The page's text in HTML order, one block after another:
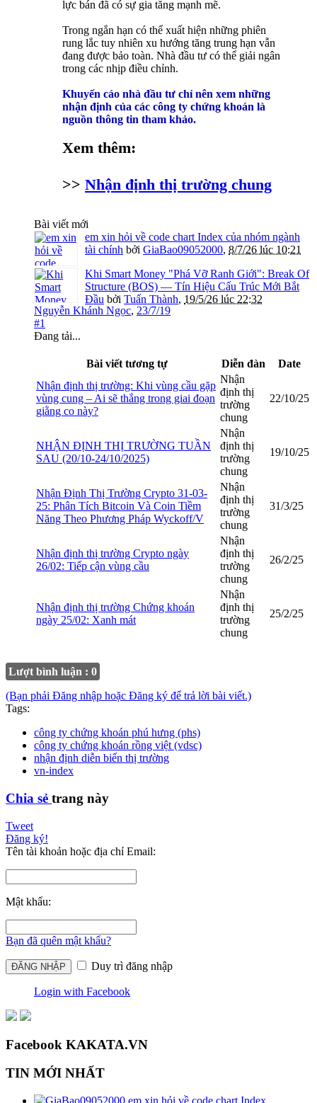
lực bán đã có sự gia tăng mạnh mẽ.
Trong ngắn hạn có thể xuất hiện những phiên
rung lắc tuy nhiên xu hướng tăng trung hạn vẫn
đang được bảo toàn. Nhà đầu tư có thể giải ngân
trong các nhịp điều chỉnh.
Khuyến cáo nhà đầu tư chỉ nên xem những
nhận định của các công ty chứng khoán là
nguồn thông tin tham khảo.
Xem thêm:
>> Nhận định thị trường chung
Bài viết mới
em xin hỏi về code chart Index của nhóm ngành
tài chính bởi GiaBao09052000, 8/7/26 lúc 10:21
Khi Smart Money "Phá Vỡ Ranh Giới": Break Of
Structure (BOS) — Tín Hiệu Cấu Trúc Mới Bắt
Đầu bởi Tuấn Thành, 19/5/26 lúc 22:32
Nguyễn Khánh Ngọc, 23/7/19
#1
Đang tải...
Bài viết tương tự Diễn đàn
Date
Nhận định thị trường: Khi vùng cầu gặp
vùng cung – Ai sẽ thắng trong giai đoạn
giằng co này?
Nhận
định thị
trường
chung
22/10/25
NHẬN ĐỊNH THỊ TRƯỜNG TUẦN
SAU (20/10-24/10/2025)
Nhận
định thị
trường
chung
19/10/25
Nhận Định Thị Trường Crypto 31-03-
25: Phân Tích Bitcoin Và Coin Tiềm
Năng Theo Phương Pháp Wyckoff/V
Nhận
định thị
trường
chung
31/3/25
Nhận định thị trường Crypto ngày
26/02: Tiếp cận vùng cầu
Nhận
định thị
trường
chung
26/2/25
Nhận định thị trường Chứng khoán
ngày 25/02: Xanh mát
Nhận
định thị
trường
chung
25/2/25
Lượt bình luận : 0
(Bạn phải Đăng nhập hoặc Đăng ký để trả lời bài viết.)
Tags:
công ty chứng khoán phú hưng (phs)
công ty chứng khoán rồng việt (vdsc)
nhận định diễn biến thị trường
vn-index
Chia sẻ trang này
Tweet
Đăng ký!
Tên tài khoản hoặc địa chỉ Email:
Mật khẩu:
Bạn đã quên mật khẩu?
Duy trì đăng nhập
Login with Facebook
Facebook KAKATA.VN
TIN MỚI NHẤT
em xin hỏi về code chart Index...